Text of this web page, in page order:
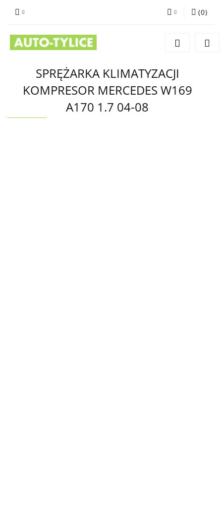
Zaloguj się
Dodaj zgłoszenie
(0)
SPRĘŻARKA KLIMATYZACJI
KOMPRESOR MERCEDES W169
A170 1.7 04-08